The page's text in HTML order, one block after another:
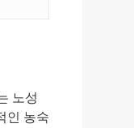
노성
인 농숙